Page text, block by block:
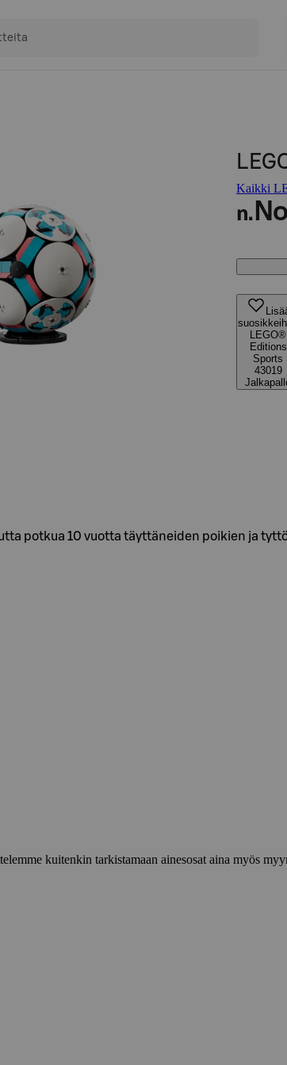
Kaikki
n.
LEGO®
Editions
Sports
43019
potkua 10 vuotta täyttäneiden poikien ja
kuitenkin tarkistamaan ainesosat aina myös